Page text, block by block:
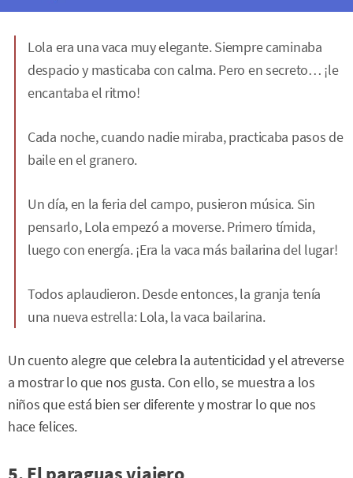
Lola era una vaca muy elegante. Siempre caminaba
despacio y masticaba con calma. Pero en secreto… ¡le
encantaba el ritmo!
Cada noche, cuando nadie miraba, practicaba pasos de
baile en el granero.
Un día, en la feria del campo, pusieron música. Sin
pensarlo, Lola empezó a moverse. Primero tímida,
luego con energía. ¡Era la vaca más bailarina del lugar!
Todos aplaudieron. Desde entonces, la granja tenía
una nueva estrella: Lola, la vaca bailarina.
Un cuento alegre que celebra la autenticidad y el atreverse
a mostrar lo que nos gusta. Con ello, se muestra a los
niños que está bien ser diferente y mostrar lo que nos
hace felices.